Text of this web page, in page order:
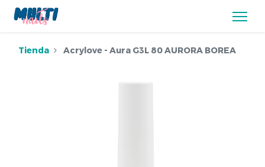
Tienda Acrylove - Aura G3L 80 AURORA BOREA